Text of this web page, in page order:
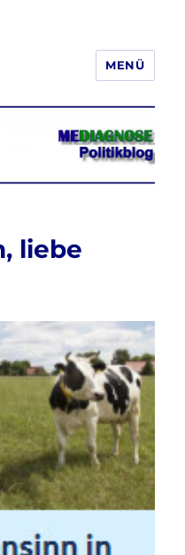
seine
und Bild
zu verbreiten
MENÜ
liebe